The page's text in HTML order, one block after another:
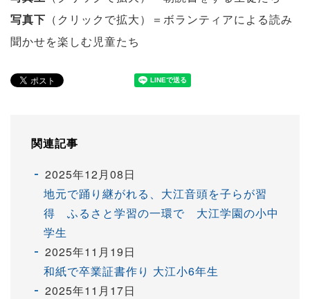
写真下 （クリックで拡大）＝ボランティアによる読み
聞かせを楽しむ児童たち
関連記事
2025年12月08日
地元で踊り継がれる、大江音頭を子らが習
得 ふるさと学習の一環で 大江学園の小中
学生
2025年11月19日
和紙で卒業証書作り 大江小6年生
2025年11月17日